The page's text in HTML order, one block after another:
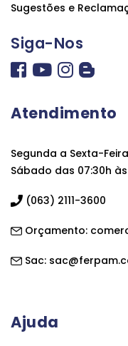
Sugestões e
Siga-Nos
Atendimento
Segunda a Sexta-
Sábado das 07:30h às
(063) 2111-3600
Orçamento:
Sac:
Ajuda